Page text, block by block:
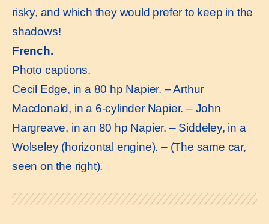
risky, and which they would prefer to keep in the
shadows!
French.
Photo captions.
Cecil Edge, in a 80 hp Napier. – Arthur
Macdonald, in a 6-cylinder Napier. – John
Hargreave, in an 80 hp Napier. – Siddeley, in a
Wolseley (horizontal engine). – (The same car,
seen on the right).